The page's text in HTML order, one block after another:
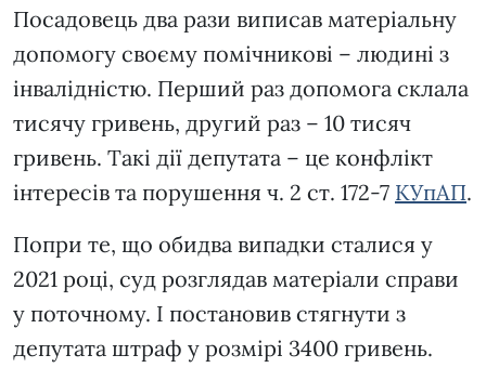
Посадовець два рази виписав матеріальну
допомогу своєму помічникові – людині з
інвалідністю. Перший раз допомога склала
тисячу гривень, другий раз – 10 тисяч
гривень. Такі дії депутата – це конфлікт
інтересів та порушення ч. 2 ст. 172-7 КУпАП.
Попри те, що обидва випадки сталися у
2021 році, суд розглядав матеріали справи
у поточному. І постановив стягнути з
депутата штраф у розмірі 3400 гривень.